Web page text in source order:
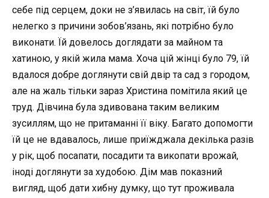
себе під серцем, доки не з’явилась на світ, їй було
нелегко з причини зобов’язань, які потрібно було
виконати. Їй довелось доглядати за майном та
хатиною, у якій жила мама. Хоча цій жінці було 79, їй
вдалося добре доглянути свій двір та сад з городом,
але на жаль тільки зараз Христина помітила який це
труд. Дівчина була здивована таким великим
зусиллям, що не притаманні її віку. Багато допомогти
їй це не вдавалось, лише приїжджала декілька разів
у рік, щоб посапати, посадити та викопати врожай,
іноді доглянути за худобою. Дім мав показний
вигляд, щоб дати хибну думку, що тут проживала